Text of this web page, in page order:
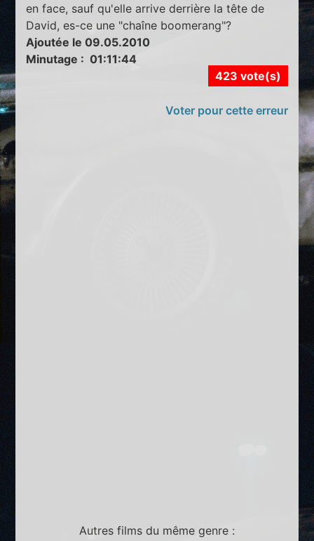
en face, sauf qu'elle arrive derrière la tête de
David, es-ce une "chaîne boomerang"?
Ajoutée le 09.05.2010
Minutage : 01:11:44
423 vote(s)
Voter pour cette erreur
Autres films du même genre :